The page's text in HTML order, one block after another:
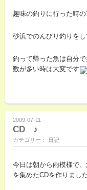
趣味の釣りに行った時
砂浜でのんびり釣りを
釣って帰った魚は自分で
数が多い時は大変です
2009-07-11
CD ♪
カテゴリー： 日記
今日は朝から雨模様で
を集めたCDを作りました